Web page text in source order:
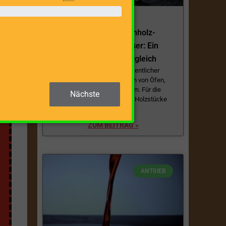
Effiziente Anmachholz-
Spalter/Spanmesser: Ein
Überblick und Vergleich
Anmachholz ist ein wesentlicher
Bestandteil beim Anfeuern von Öfen,
Kaminen und Lagerfeuern. Für die
Herstellung dieser kleinen Holzstücke
ist entweder
ZUM BEITRAG »
ANTRIEB
Nächste